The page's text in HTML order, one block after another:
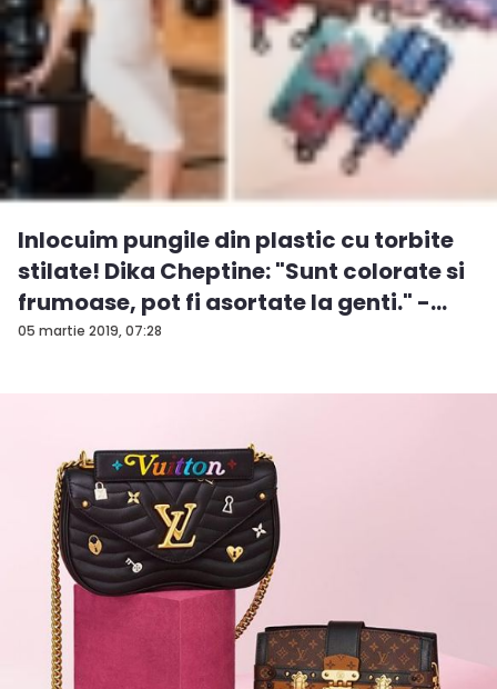
05 martie 2019, 07:28
Inlocuim pungile din plastic cu torbite
stilate! Dika Cheptine: "Sunt colorate si
frumoase, pot fi asortate la genti." -
VID...